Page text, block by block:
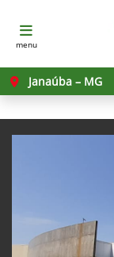
menu
Janaúba – MG